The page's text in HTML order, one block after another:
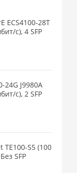
ECS4100-28T
с), 4 SFP
24G J9980A
с), 2 SFP
TE100-S5 (100
SFP